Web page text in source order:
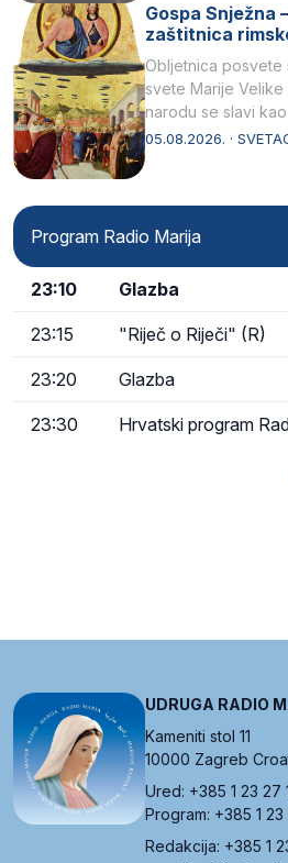
Gospa Snježna
zaštitnica
Obljetnica posvete
svete Marije
narodu se slavi
naziv, Sancta
05.08.2026. ·
Program Radio Marija
23:10 Glazba
23:15 "Riječ o Riječi" (R)
23:20 Glazba
23:30 Hrvatski program
UDRUGA RADIO
Kameniti stol 11
10000 Zagreb
Ured: +385 1 23 27
Program: +385 1
Redakcija: +385 1